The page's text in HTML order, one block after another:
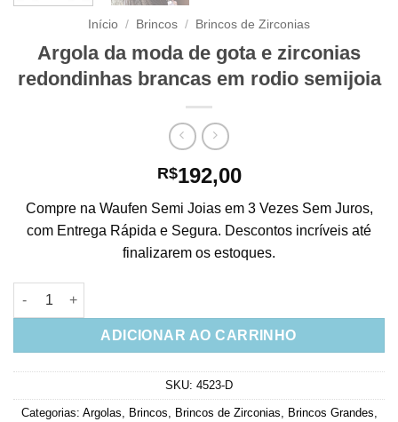
Início / Brincos / Brincos de Zirconias
Argola da moda de gota e zirconias
redondinhas brancas em rodio semijoia
R$192,00
Compre na Waufen Semi Joias em 3 Vezes Sem Juros,
com Entrega Rápida e Segura. Descontos incríveis até
finalizarem os estoques.
Argola da moda de gota e zirconias redondinhas brancas em
ADICIONAR AO CARRINHO
SKU: 4523-D
Categorias: Argolas Brincos Brincos de Zirconias Brincos Grandes